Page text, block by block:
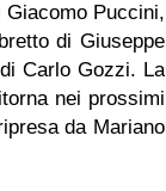
Puccini,
di Giuseppe
Carlo Gozzi. La
nei prossimi
da Mariano